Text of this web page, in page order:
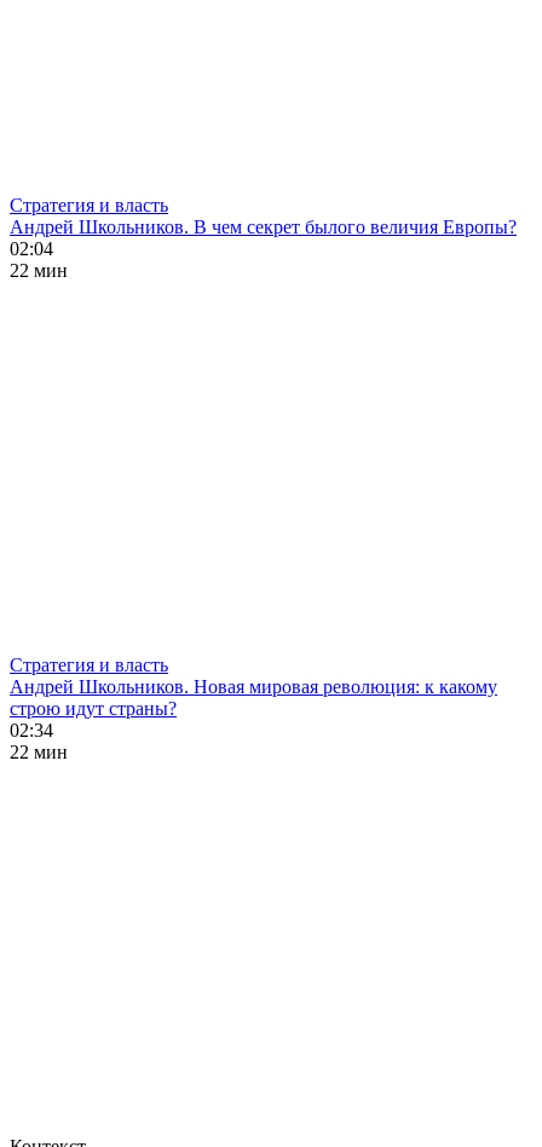
Стратегия и власть
Андрей Школьников. В чем секрет былого величия Европы?
02:04
22 мин
Стратегия и власть
Андрей Школьников. Новая мировая революция: к какому
строю идут страны?
02:34
22 мин